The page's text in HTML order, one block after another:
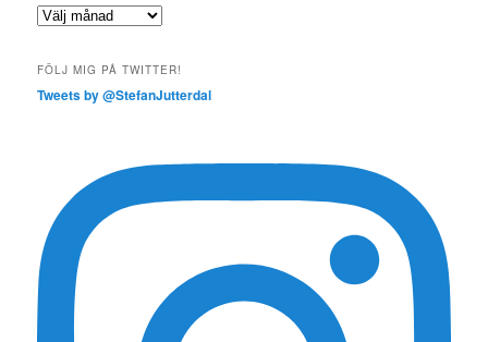
Arkiv
FÖLJ MIG PÅ TWITTER!
Tweets by @StefanJutterdal